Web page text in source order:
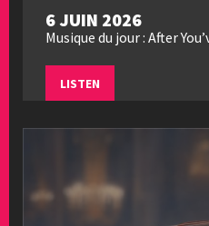
6 JUIN 2026
Musique du jour : After
LISTEN